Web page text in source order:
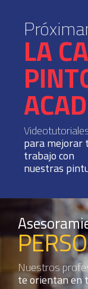
LA
para mejorar
trabajo con
nuestras
Nuestros
te orientan en